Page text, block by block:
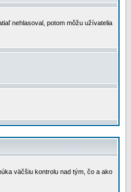
nehlasoval, potom môžu užívatelia
väčšiu kontrolu nad tým, čo a ako